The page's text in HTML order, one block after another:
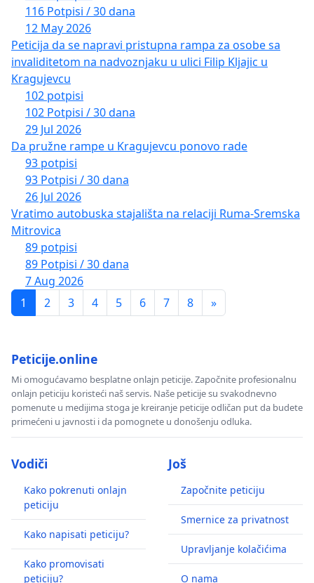
116 Potpisi / 30 dana
12 May 2026
Peticija da se napravi pristupna rampa za osobe sa
invaliditetom na nadvoznjaku u ulici Filip Kljajic u
Kragujevcu
102 potpisi
102 Potpisi / 30 dana
29 Jul 2026
Da pružne rampe u Kragujevcu ponovo rade
93 potpisi
93 Potpisi / 30 dana
26 Jul 2026
Vratimo autobuska stajališta na relaciji Ruma-Sremska
Mitrovica
89 potpisi
89 Potpisi / 30 dana
7 Aug 2026
1
2 3 4 5 6 7 8 »
Peticije.online
Mi omogućavamo besplatne onlajn peticije. Započnite profesionalnu
onlajn peticiju koristeći naš servis. Naše peticije su svakodnevno
pomenute u medijima stoga je kreiranje peticije odličan put da budete
primećeni u javnosti i da pomognete u donošenju odluka.
Vodiči
Kako pokrenuti onlajn
peticiju
Kako napisati peticiju?
Kako promovisati
peticiju?
Još
Započnite peticiju
Smernice za privatnost
Upravljanje kolačićima
O nama